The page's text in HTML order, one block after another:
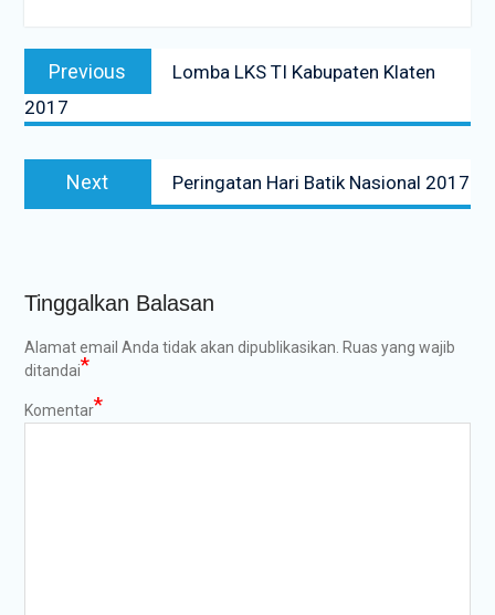
Navigasi
posPrevious
post:
Lomba LKS TI Kabupaten Klaten
2017
Next
post:
Peringatan Hari Batik Nasional 2017
Tinggalkan Balasan
Alamat email Anda tidak akan dipublikasikan. Ruas yang wajib
ditandai*
Komentar*